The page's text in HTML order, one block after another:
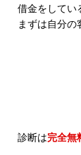
借金をしてい
まずは自分の
診断は完全無